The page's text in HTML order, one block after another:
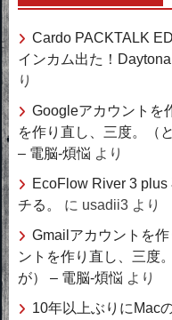
Cardo PACKTALK
インカム出た！
り
Googleアカウントを
を作り直し、三度。（
– 電脳-煩悩 より
EcoFlow River 3
チる。
に usadii3 より
Gmailアカウントを作
ントを作り直し、三度
が） – 電脳-煩悩 より
10年以上ぶりにMac